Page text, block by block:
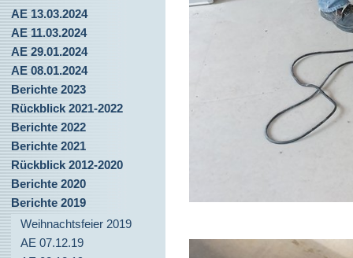
AE 13.03.2024
AE 11.03.2024
AE 29.01.2024
AE 08.01.2024
Berichte 2023
Rückblick 2021-2022
Berichte 2022
Berichte 2021
Rückblick 2012-2020
Berichte 2020
Berichte 2019
Weihnachtsfeier 2019
AE 07.12.19